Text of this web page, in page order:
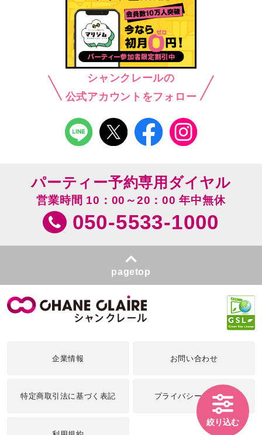
シャンクレールの
公式アカウントをフォロー
絞り込む
パーティー予約専用ダイヤル
営業時間 10：00～20：00 年中無休
050-5533-1000
pagetop
企業情報 お問い合わせ
特定商取引法に基づく表記 プライバシーポリシー